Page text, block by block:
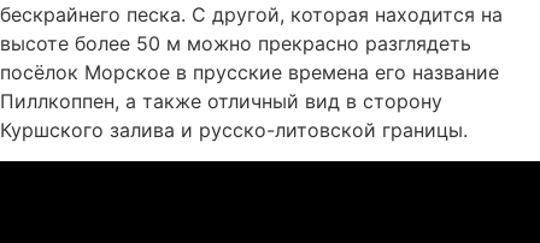
бескрайнего песка. С другой, которая находится на
высоте более 50 м можно прекрасно разглядеть
посёлок Морское в прусские времена его название
Пиллкоппен, а также отличный вид в сторону
Куршского залива и русско-литовской границы.